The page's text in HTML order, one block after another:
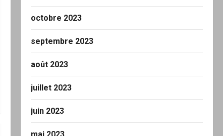
octobre 2023
septembre 2023
août 2023
juillet 2023
juin 2023